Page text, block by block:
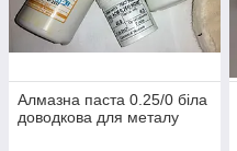
Алмазна паста 0.25/0 біла
доводкова для металу